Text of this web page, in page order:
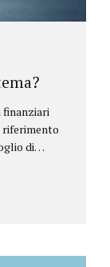
finanziari
riferimento
di
legge:
il proprio